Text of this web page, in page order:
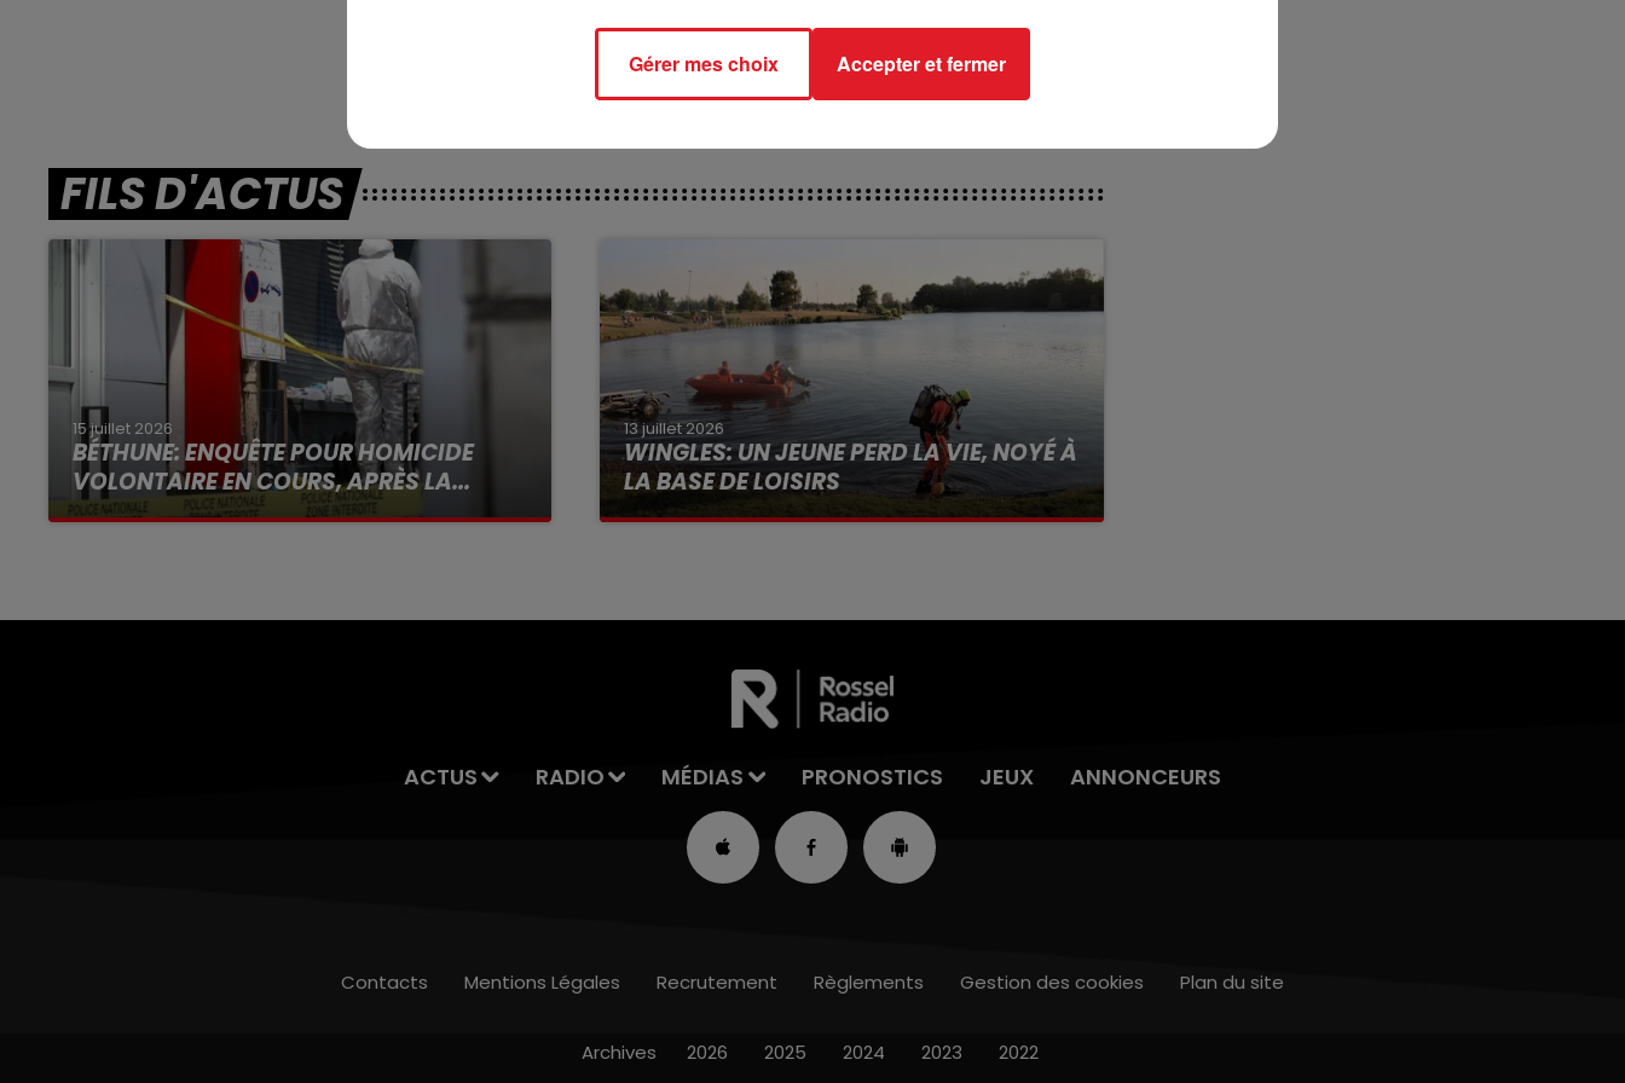
Toulouse (R4) : 617 HENZO DE CARSI
FILS D'ACTUS
15 juillet 2026
BÉTHUNE: ENQUÊTE POUR HOMICIDE
VOLONTAIRE EN COURS, APRÈS LA...
Selon les premiers éléments, le logement
13 juillet 2026
WINGLES: UN JEUNE PERD LA VIE, NOYÉ À
LA BASE DE LOISIRS
La victime a coulé à pic
ACTUS RADIO MÉDIAS PRONOSTICS JEUX ANNONCEURS
Contacts Mentions Légales Recrutement Règlements Gestion des cookies Plan du site
Archives 2026 2025 2024 2023 2022
Gérer mes choix Accepter et fermer